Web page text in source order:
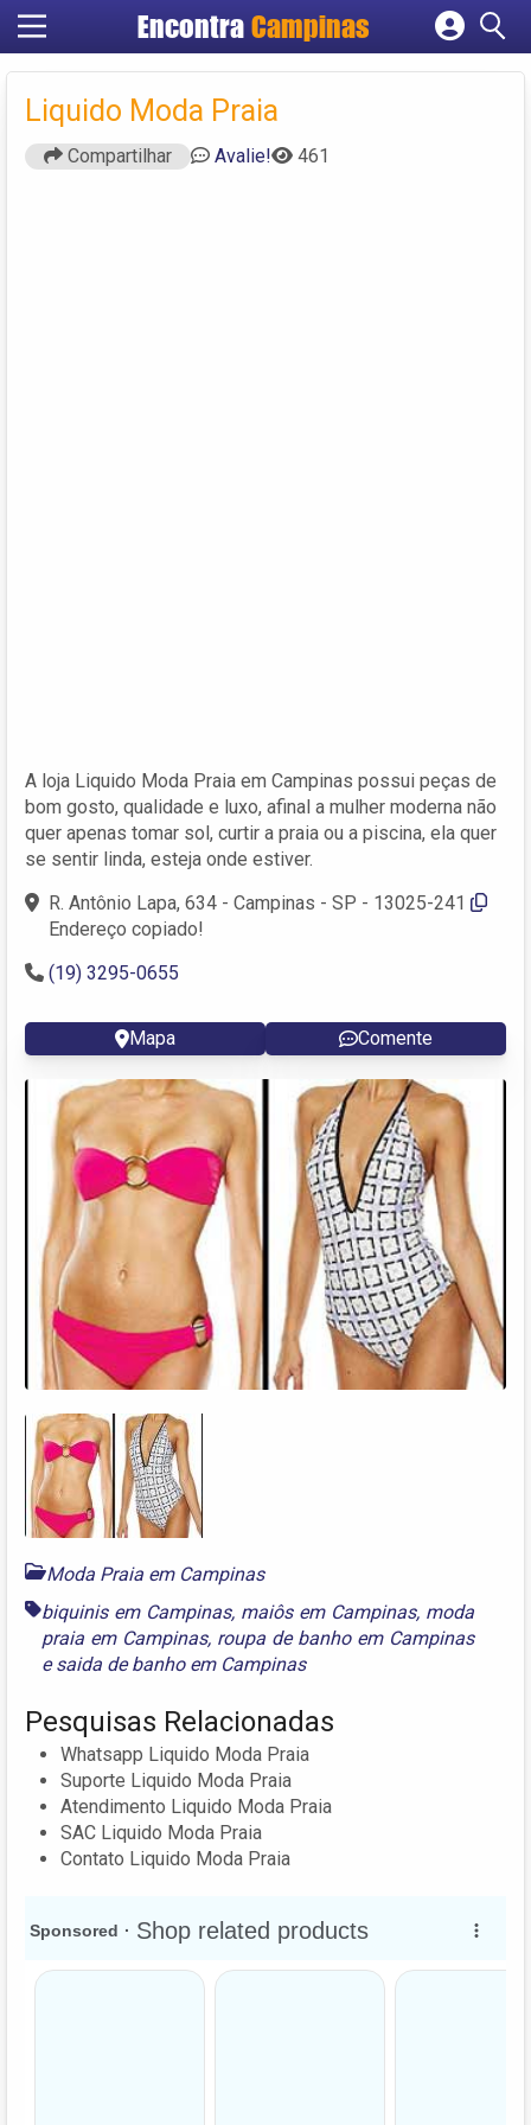
Encontra Campinas
Cadastrar empresa
Criar conta
Liquido Moda Praia
Compartilhar Avalie! 461
A loja Liquido Moda Praia em Campinas possui peças de
bom gosto, qualidade e luxo, afinal a mulher moderna não
quer apenas tomar sol, curtir a praia ou a piscina, ela quer
se sentir linda, esteja onde estiver.
R. Antônio Lapa, 634 - Campinas - SP - 13025-241
Endereço copiado!
(19) 3295-0655
Mapa Comente
Moda Praia em Campinas
biquinis em Campinas, maiôs em Campinas, moda
praia em Campinas, roupa de banho em Campinas
esaida de banho em Campinas
Pesquisas Relacionadas
Whatsapp Liquido Moda Praia
Suporte Liquido Moda Praia
Atendimento Liquido Moda Praia
SAC Liquido Moda Praia
Contato Liquido Moda Praia